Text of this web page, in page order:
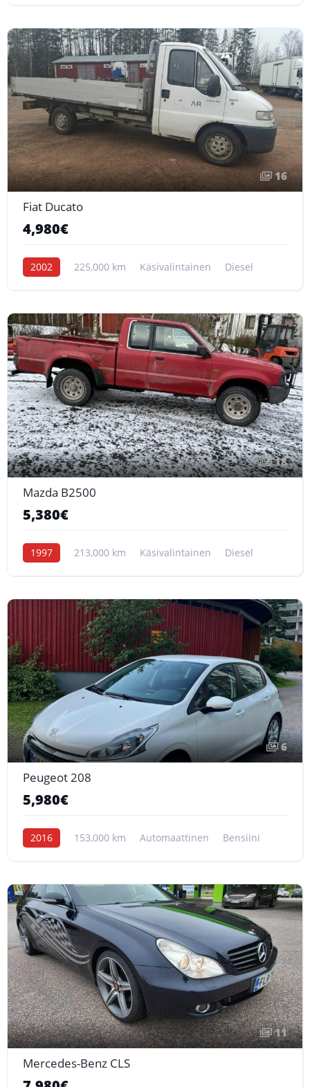
16
Fiat Ducato
4,980€
2002 225,000 km Käsivalintainen Diesel
18
Mazda B2500
5,380€
1997 213,000 km Käsivalintainen Diesel
6
Peugeot 208
5,980€
2016 153,000 km Automaattinen Bensiini
11
Mercedes-Benz CLS